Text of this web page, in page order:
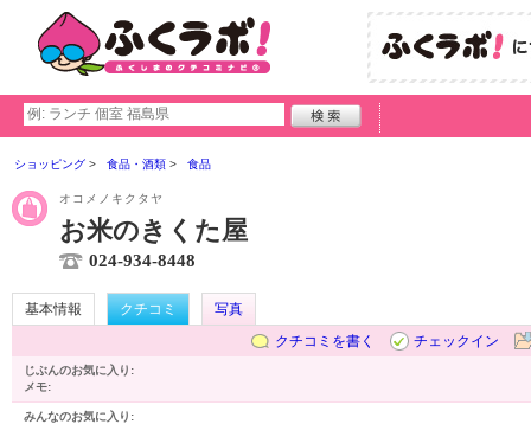
ショッピング 食品・酒類 食品
オコメノキクタヤ
お米のきくた屋
024-934-8448
基本情報 クチコミ
写真
クチコミを書く
チェックイン
じぶんのお気に入り:
メモ:
みんなのお気に入り: